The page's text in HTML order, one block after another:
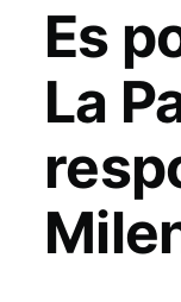
Es
La